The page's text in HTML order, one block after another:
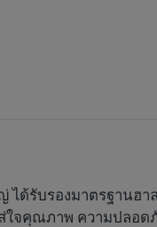
ได้รับรองมาตรฐานฮา
ส่ใจคุณภาพ ความปลอด